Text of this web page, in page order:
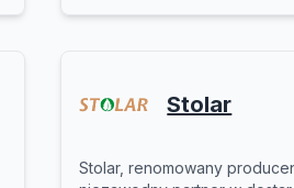
Stolar
Stolar, renomowany